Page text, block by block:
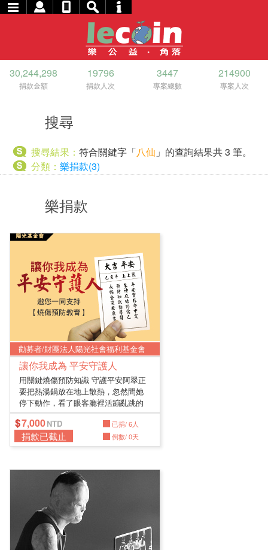
30,244,298
捐款金額
19796
捐款人次
3447
專案總數
214900
專案人次
搜尋
搜尋結果：符合關鍵字「八仙 」的查詢結果共 3 筆。
分類：樂捐款(3)
樂捐款
勸募者/財團法人陽光社會福利基金會
讓你我成為 平安守護人
用關鍵燒傷預防知識 守護平安阿翠正
要把熱湯鍋放在地上散熱，忽然間她
停下動作，看了眼客廳裡活蹦亂跳的
幼...
7,000 已捐/ 6人
捐款已截止 倒數/ 0天